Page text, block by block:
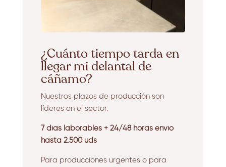
¿Cuánto tiempo tarda en
llegar mi delantal de
cáñamo?
Nuestros plazos de producción son
líderes en el sector.
7 días laborables + 24/48 horas envío
hasta 2.500 uds
Para producciones urgentes o para